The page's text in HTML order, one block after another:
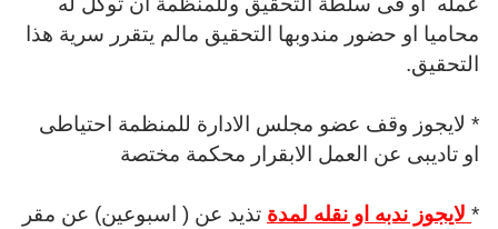
محاميا او حضور مندوبها التحقيق مالم يتقرر سرية هذا
التحقيق.
* لايجوز وقف عضو مجلس الادارة للمنظمة احتياطى
او تاديبى عن العمل الابقرار محكمة مختصة
*لايجوز ندبه او نقله لمدة تذيد عن ( اسبوعين) عن مقر